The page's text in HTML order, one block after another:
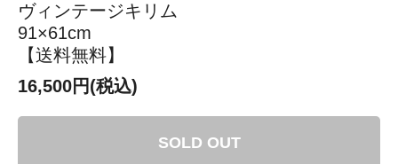
ヴィンテージキリム
91×61cm
【送料無料】
16,500円(税込)
SOLD OUT